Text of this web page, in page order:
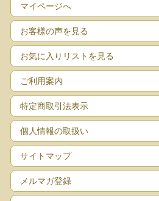
マイページへ
お客様の声を見る
お気に入りリストを見る
ご利用案内
特定商取引法表示
個人情報の取扱い
サイトマップ
メルマガ登録